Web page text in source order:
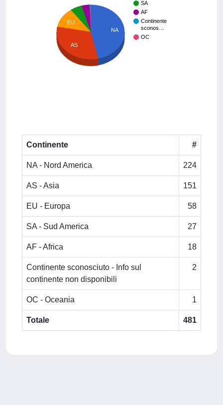
SA
AF
Continente
sconos…
OC
NA
EU
AS
Continente #
NA - Nord America 224
AS - Asia 151
EU - Europa 58
SA - Sud America 27
AF - Africa 18
Continente sconosciuto - Info sul
continente non disponibili
2
OC - Oceania 1
Totale 481